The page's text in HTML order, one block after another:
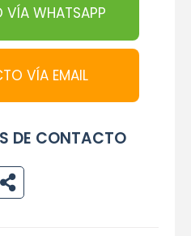
WHATSAPP
VÍA EMAIL
DE CONTACTO